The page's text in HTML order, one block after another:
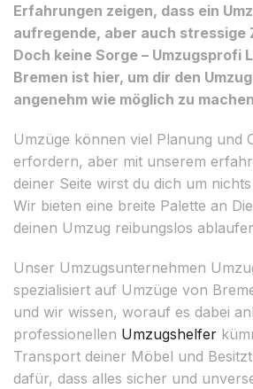
Erfahrungen zeigen, dass ein
aufregende, aber auch stressige
Doch keine Sorge – Umzugsprofi
Bremen ist hier, um dir den
angenehm wie möglich zu
Umzüge können viel Planung und
erfordern, aber mit unserem
deiner Seite wirst du dich um
Wir bieten eine breite Palette an
deinen Umzug reibungslos
Unser Umzugsunternehmen
spezialisiert auf Umzüge von
und wir wissen, worauf es dabei
professionellen Umzugshelfer
Transport deiner Möbel und
dafür, dass alles sicher und